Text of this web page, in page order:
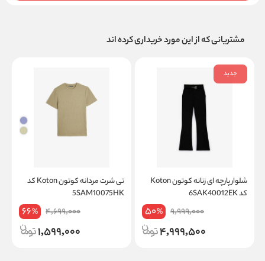
مشتریانی که از این مورد خریداری کرده اند
جدید
شلوار پارچه ای زنانه کوتون Koton
کد 6SAK40012EK
9,999,000
50%
4,999,500
تی شرت مردانه کوتون Koton کد
5SAM10075HK
4,699,000
66%
1,599,000